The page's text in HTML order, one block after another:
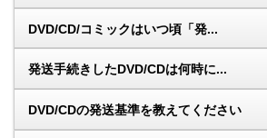
DVD/CD/コミックはいつ頃「発...
発送手続きしたDVD/CDは何時に...
DVD/CDの発送基準を教えてください